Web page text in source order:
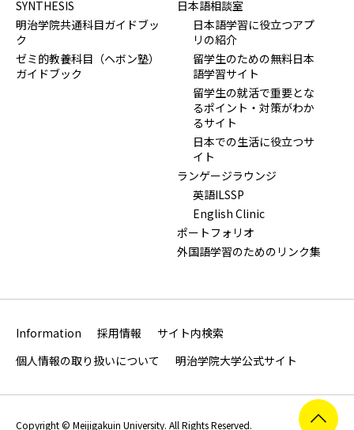
SYNTHESIS
明治学院共通科目ガイドブッ
ク
ゼミ的教養科目（ヘボン塾）
ガイドブック
日本語相談室
日本語学習に役立つアプ
リの紹介
留学生のための無料日本
語学習サイト
留学生の就活で重要とな
るポイント・対策がわか
るサイト
日本での生活に役立つサ
イト
ランゲージラウンジ
英語ILSSP
English Clinic
ポートフォリオ
外国語学習のためのリンク集
Information 採用情報
サイト内検索
個人情報の取り扱いについて
明治学院大学公式サイト
Copyright © Meijigakuin University. All Rights Reserved.